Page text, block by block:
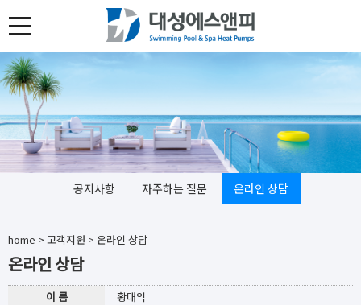
toggle
navigation
공지사항 자주하는 질문 온라인 상담
home > 고객지원 > 온라인 상담
온라인 상담
이 름
황대익